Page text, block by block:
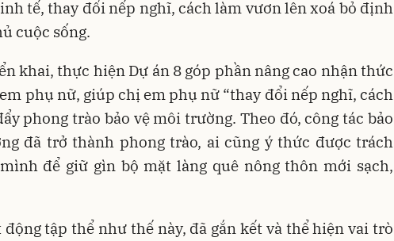
tế, thay đổi nếp nghĩ, cách làm vươn lên xoá bỏ định
cuộc sống.
khai, thực hiện Dự án 8 góp phần nâng cao nhận thức
phụ nữ, giúp chị em phụ nữ “thay đổi nếp nghĩ, cách
phong trào bảo vệ môi trường. Theo đó, công tác bảo
đã trở thành phong trào, ai cũng ý thức được trách
để giữ gìn bộ mặt làng quê nông thôn mới sạch,
tập thể như thế này, đã gắn kết và thể hiện vai trò